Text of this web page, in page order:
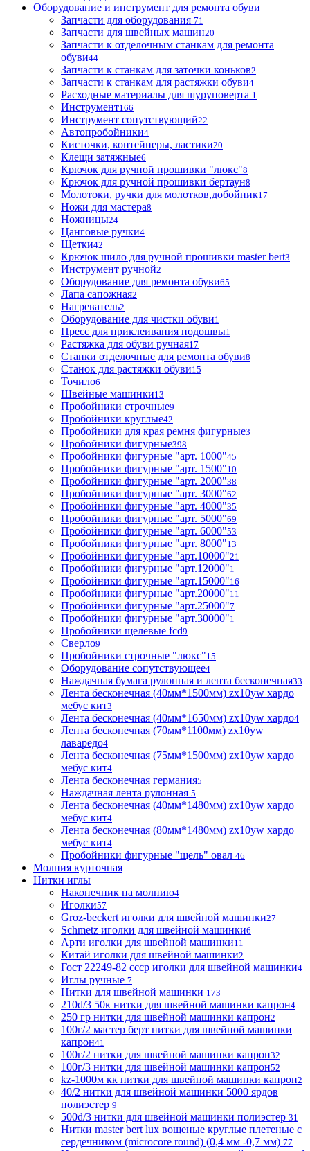
Оборудование и инструмент для ремонта обуви
Запчасти для оборудования 71
Запчасти для швейных машин20
Запчасти к отделочным станкам для ремонта
обуви44
Запчасти к станкам для заточки коньков2
Запчасти к станкам для растяжки обуви4
Расходные материалы для шуруповерта 1
Инструмент166
Инструмент сопутствующий22
Автопробойники4
Кисточки, контейнеры, ластики20
Клещи затяжные6
Крючок для ручной прошивки "люкс"8
Крючок для ручной прошивки бертаун8
Молотоки, ручки для молотков,добойник17
Ножи для мастера8
Ножницы24
Цанговые ручки4
Щетки42
Крючок шило для ручной прошивки master bert3
Инструмент ручной2
Оборудование для ремонта обуви65
Лапа сапожная2
Нагреватель2
Оборудование для чистки обуви1
Пресс для приклеивания подошвы1
Растяжка для обуви ручная17
Станки отделочные для ремонта обуви8
Станок для растяжки обуви15
Точило6
Швейные машинки13
Пробойники строчные9
Пробойники круглые42
Пробойники для края ремня фигурные3
Пробойники фигурные398
Пробойники фигурные "арт. 1000"45
Пробойники фигурные "арт. 1500"10
Пробойники фигурные "арт. 2000"38
Пробойники фигурные "арт. 3000"62
Пробойники фигурные "арт. 4000"35
Пробойники фигурные "арт. 5000"69
Пробойники фигурные "арт. 6000"53
Пробойники фигурные "арт. 8000"13
Пробойники фигурные "арт.10000"21
Пробойники фигурные "арт.12000"1
Пробойники фигурные "арт.15000"16
Пробойники фигурные "арт.20000"11
Пробойники фигурные "арт.25000"7
Пробойники фигурные "арт.30000"1
Пробойники щелевые fcd9
Сверло9
Пробойники строчные "люкс"15
Оборудование сопутствующее4
Наждачная бумага рулонная и лента бесконечная33
Лента бесконечная (40мм*1500мм) zx10yw хардо
мебус кит3
Лента бесконечная (40мм*1650мм) zx10yw хардо4
Лента бесконечная (70мм*1100мм) zx10yw
лаваредо4
Лента бесконечная (75мм*1500мм) zx10yw хардо
мебус кит4
Лента бесконечная германия5
Наждачная лента рулонная 5
Лента бесконечная (40мм*1480мм) zx10yw хардо
мебус кит4
Лента бесконечная (80мм*1480мм) zx10yw хардо
мебус кит4
Пробойники фигурные "щель" овал 46
Молния курточная
Нитки иглы
Наконечник на молнию4
Иголки57
Groz-beckert иголки для швейной машинки27
Schmetz иголки для швейной машинки6
Арти иголки для швейной машинки11
Китай иголки для швейной машинки2
Гост 22249-82 ссср иголки для швейной машинки4
Иглы ручные 7
Нитки для швейной машинки 173
210d/3 50к нитки для швейной машинки капрон4
250 гр нитки для швейной машинки капрон2
100г/2 мастер берт нитки для швейной машинки
капрон41
100г/2 нитки для швейной машинки капрон32
100г/3 нитки для швейной машинки капрон52
kz-1000м кк нитки для швейной машинки капрон2
40/2 нитки для швейной машинки 5000 ярдов
полиэстер 9
500d/3 нитки для швейной машинки полиэстер 31
Нитки master bert lux вощеные круглые плетеные с
сердечником (microcore round) (0,4 мм -0,7 мм) 77